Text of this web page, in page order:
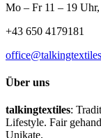
Mo – Fr 11 – 19
+43 650 4179181
Über uns
talkingtextiles:
Lifestyle. Fair
Unikate.